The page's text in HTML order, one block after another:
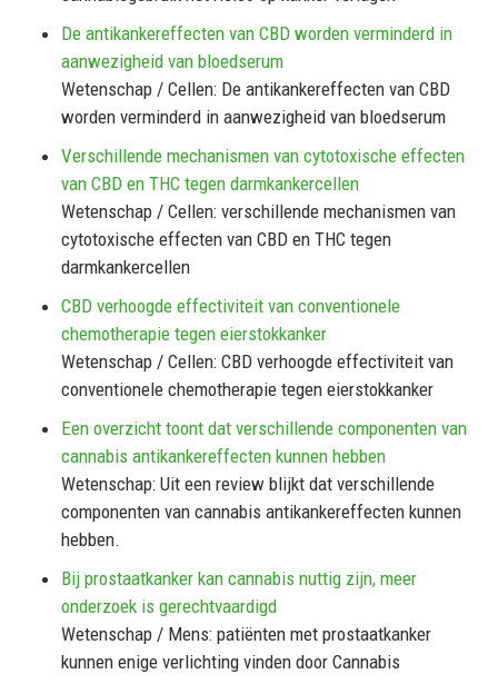
De antikankereffecten van CBD worden verminderd in
aanwezigheid van bloedserum
Wetenschap / Cellen: De antikankereffecten van CBD
worden verminderd in aanwezigheid van bloedserum
Verschillende mechanismen van cytotoxische effecten
van CBD en THC tegen darmkankercellen
Wetenschap / Cellen: verschillende mechanismen van
cytotoxische effecten van CBD en THC tegen
darmkankercellen
CBD verhoogde effectiviteit van conventionele
chemotherapie tegen eierstokkanker
Wetenschap / Cellen: CBD verhoogde effectiviteit van
conventionele chemotherapie tegen eierstokkanker
Een overzicht toont dat verschillende componenten van
cannabis antikankereffecten kunnen hebben
Wetenschap: Uit een review blijkt dat verschillende
componenten van cannabis antikankereffecten kunnen
hebben.
Bij prostaatkanker kan cannabis nuttig zijn, meer
onderzoek is gerechtvaardigd
Wetenschap / Mens: patiënten met prostaatkanker
kunnen enige verlichting vinden door Cannabis